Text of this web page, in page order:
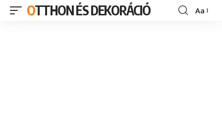
OTTHON ÉS DEKORÁCIÓ
Font
Aa